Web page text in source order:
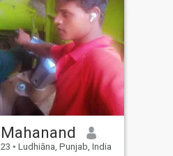
Mahanand
23 • Ludhiāna, Punjab, India